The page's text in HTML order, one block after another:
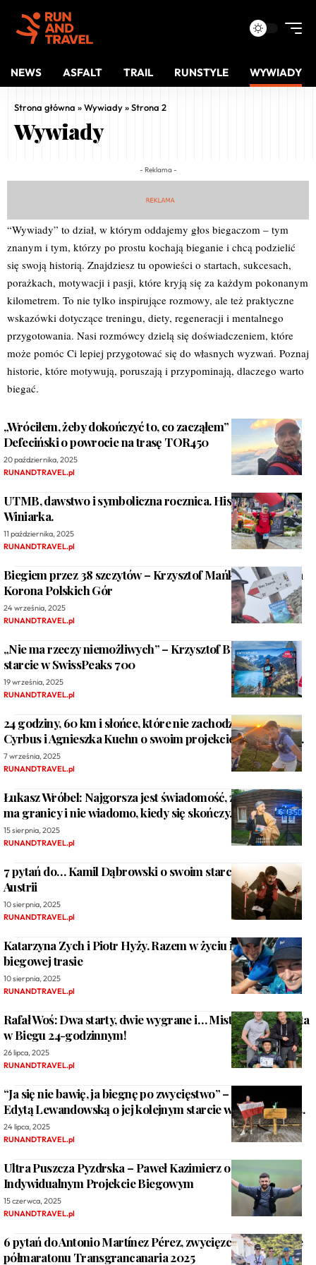
NEWS ASFALT TRAIL RUNSTYLE WYWIADY
Strona główna »Wywiady»Strona 2
Wywiady
- Reklama -
“Wywiady” to dział, w którym oddajemy głos biegaczom – tym
znanym i tym, którzy po prostu kochają bieganie i chcą podzielić
się swoją historią. Znajdziesz tu opowieści o startach, sukcesach,
porażkach, motywacji i pasji, które kryją się za każdym pokonanym
kilometrem. To nie tylko inspirujące rozmowy, ale też praktyczne
wskazówki dotyczące treningu, diety, regeneracji i mentalnego
przygotowania. Nasi rozmówcy dzielą się doświadczeniem, które
może pomóc Ci lepiej przygotować się do własnych wyzwań. Poznaj
historie, które motywują, poruszają i przypominają, dlaczego warto
biegać.
„Wróciłem, żeby dokończyć to, co zacząłem” – Radosław
Defeciński o powrocie na trasę TOR450
20 października, 2025
RUNANDTRAVEL.pl
UTMB, dawstwo i symboliczna rocznica. Historia Leszka
Winiarka.
11 października, 2025
RUNANDTRAVEL.pl
Biegiem przez 38 szczytów – Krzysztof Mańkowski i Nowa
Korona Polskich Gór
24 września, 2025
RUNANDTRAVEL.pl
„Nie ma rzeczy niemożliwych” – Krzysztof Buchowicz o
starcie w SwissPeaks 700
19 września, 2025
RUNANDTRAVEL.pl
24 godziny, 60 km i słońce, które nie zachodzi. Dominika
Cyrbus i Agnieszka Kuehn o swoim projekcie „Lofoty 24h”.
7 września, 2025
RUNANDTRAVEL.pl
Łukasz Wróbel: Najgorsza jest świadomość, że ten bieg nie
ma granicy i nie wiadomo, kiedy się skończy…
15 sierpnia, 2025
RUNANDTRAVEL.pl
7 pytań do… Kamil Dąbrowski o swoim starcie KAT100 w
Austrii
10 sierpnia, 2025
RUNANDTRAVEL.pl
Katarzyna Zych i Piotr Hyży. Razem w życiu i razem na
biegowej trasie
10 sierpnia, 2025
RUNANDTRAVEL.pl
Rafał Woś: Dwa starty, dwie wygrane i… Mistrzostwa Świata
w Biegu 24-godzinnym!
26 lipca, 2025
RUNANDTRAVEL.pl
“Ja się nie bawię, ja biegnę po zwycięstwo” – rozmowa z
Edytą Lewandowską o jej kolejnym starcie w Badwater 135.
24 lipca, 2025
RUNANDTRAVEL.pl
Ultra Puszcza Pyzdrska – Paweł Kazimierz o swoim
Indywidualnym Projekcie Biegowym
15 czerwca, 2025
RUNANDTRAVEL.pl
6 pytań do Antonio Martínez Pérez, zwycięzcy na dystansie
półmaratonu Transgrancanaria 2025